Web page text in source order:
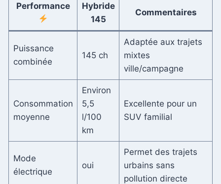
Performance
Hybride
145
Commentaires
Puissance
combinée
145 ch
Adaptée aux trajets
mixtes
ville/campagne
Consommation
moyenne
Environ
5,5
l/100
km
Excellente pour un
SUV familial
Mode
électrique
oui
Permet des trajets
urbains sans
pollution directe